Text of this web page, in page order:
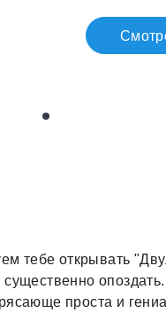
тебе открывать
проста и